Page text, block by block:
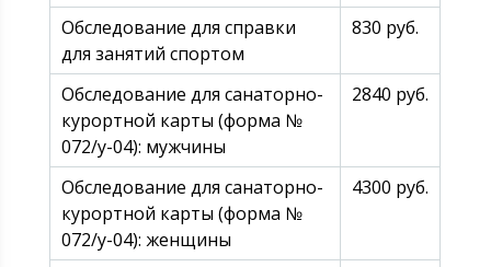
Обследование для справки
для занятий спортом
830 руб.
Обследование для санаторно-
курортной карты (форма №
072/у-04): мужчины
2840 руб.
Обследование для санаторно-
курортной карты (форма №
072/у-04): женщины
4300 руб.